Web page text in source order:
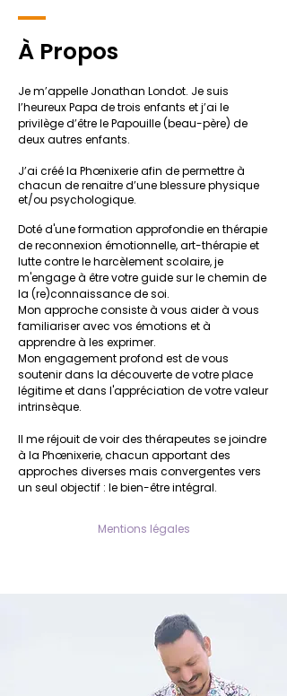
À Propos
Je m’appelle Jonathan Londot. Je suis
l’heureux Papa de trois enfants et j’ai le
privilège d’être le Papouille (beau-père) de
deux autres enfants.
J’ai créé la Phœnixerie afin de permettre à
chacun de renaitre d’une blessure physique
et/ou psychologique.
Doté d'une formation approfondie en thérapie
de reconnexion émotionnelle, art-thérapie et
lutte contre le harcèlement scolaire, je
m'engage à être votre guide sur le chemin de
la (re)connaissance de soi.
Mon approche consiste à vous aider à vous
familiariser avec vos émotions et à
apprendre à les exprimer.
Mon engagement profond est de vous
soutenir dans la découverte de votre place
légitime et dans l'appréciation de votre valeur
intrinsèque.
Il me réjouit de voir des thérapeutes se joindre
à la Phœnixerie, chacun apportant des
approches diverses mais convergentes vers
un seul objectif : le bien-être intégral.
Mentions légales